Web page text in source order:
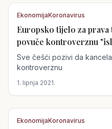
Austrija
EkonomijaKoronavirus
Europsko tijelo za
povuče kontroverznu
Sve češći pozivi da kancelar Sebastian Kurz povuče
kontroverznu
1. lipnja 2021.
EkonomijaKoronavirus